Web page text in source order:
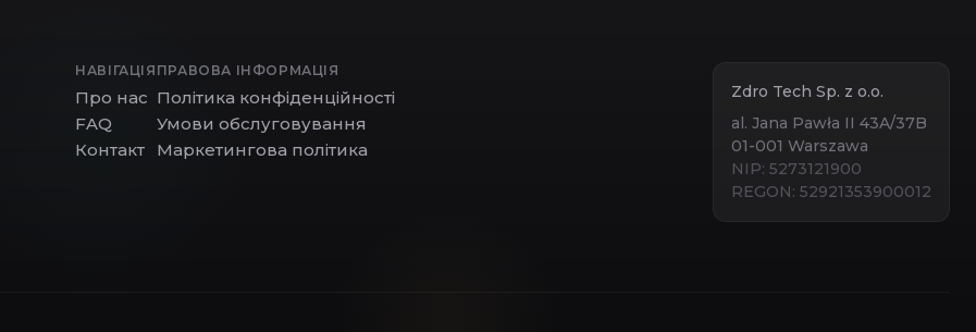
НАВІГАЦІЯ
Про нас
FAQ
Контакт
ПРАВОВА ІНФОРМАЦІЯ
Політика конфіденційності
Умови обслуговування
Маркетингова політика
Zdro Tech Sp. z o.o.
al. Jana Pawła II 43A/37B
01-001 Warszawa
NIP: 5273121900
REGON: 52921353900012